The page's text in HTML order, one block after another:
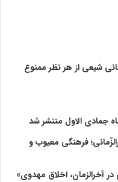
شیعی از هر نظر ممنوع
جمادی الاول منتشر شد
فرهنگی معیوب و
آخرالزمان، اخلاق مهدوی»